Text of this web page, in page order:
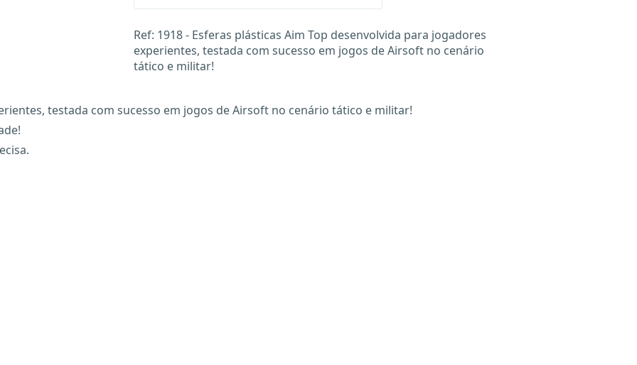
Ref: 1918 - Esferas plásticas Aim Top desenvolvida para jogadores
experientes, testada com sucesso em jogos de Airsoft no cenário
tático e militar!
testada com sucesso em jogos de Airsoft no cenário tático e militar!